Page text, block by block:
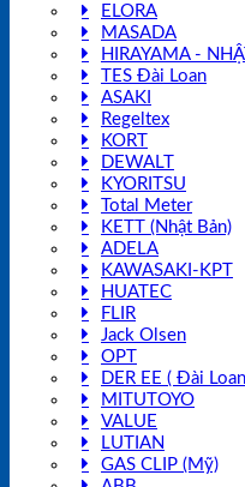
ELORA
MASADA
HIRAYAMA -
TES Đài Loan
ASAKI
Regeltex
KORT
DEWALT
KYORITSU
Total Meter
KETT (Nhật Bản)
ADELA
KAWASAKI-KPT
HUATEC
FLIR
Jack Olsen
OPT
DER EE ( Đài
MITUTOYO
VALUE
LUTIAN
GAS CLIP (Mỹ)